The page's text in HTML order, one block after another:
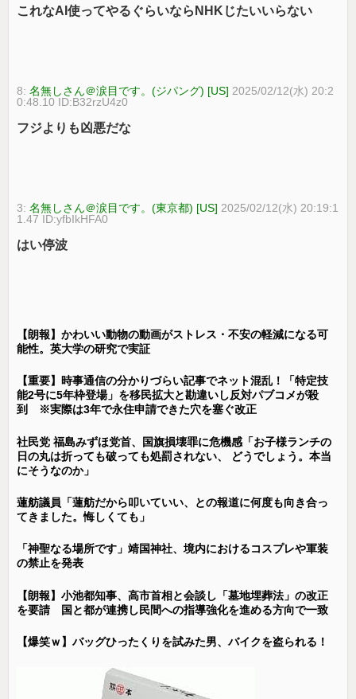
これなAI使ってやるぐらいならNHKじたいいらない
8:名無しさん＠涙目です。(ジパング) [US] 2025/02/12(水) 20:2
0:48.10 ID:B32rzU4z0
フジよりも凶悪だな
3:名無しさん＠涙目です。(東京都) [US] 2025/02/12(水) 20:19:1
1.47 ID:yfbIkHFA0
はい停波
【朗報】かわいい動物の動画がストレス・不安の軽減になる可
能性。英大学の研究で実証
【重要】時事通信の分かりづらい記事でネット混乱！「特定技
能2号に5年枠登場」を移民拡大と勘違いし反対パブコメが殺
到 ※実際は3年で永住申請できた穴を塞ぐ改正
社民党 福島みずほ党首、国旗損壊罪に危機感「お子様ランチの
日の丸は折っても破っても処罰されない、 どうでしょう。本当
にそうなのか」
蓮舫議員「蓮舫だから叩いていい、との報道に何度も向き合っ
てきました。悔しくても」
「神聖なる場所です」靖国神社、境内におけるコスプレや軍装
の禁止を発表
【朗報】小池都知事、高市首相と会談し「墓地埋葬法」の改正
を要請 国と都が連携し民間への指導強化を進める方向で一致
【爆笑ｗ】バッグひったくりを試みた男、バイクを盗られる！